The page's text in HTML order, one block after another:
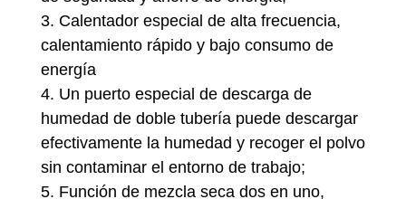
3. Calentador especial de alta frecuencia,
calentamiento rápido y bajo consumo de
energía
4. Un puerto especial de descarga de
humedad de doble tubería puede descargar
efectivamente la humedad y recoger el polvo
sin contaminar el entorno de trabajo;
5. Función de mezcla seca dos en uno,